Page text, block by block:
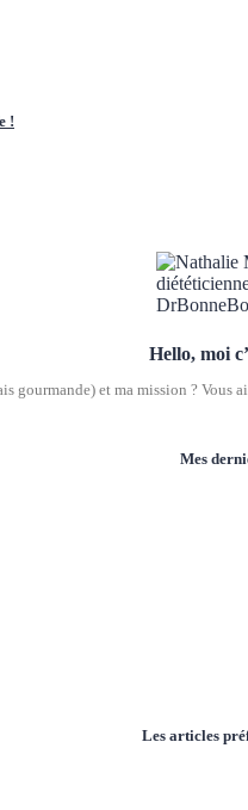
!
Hello, moi
gourmande) et ma mission ?
Mes
Les articles